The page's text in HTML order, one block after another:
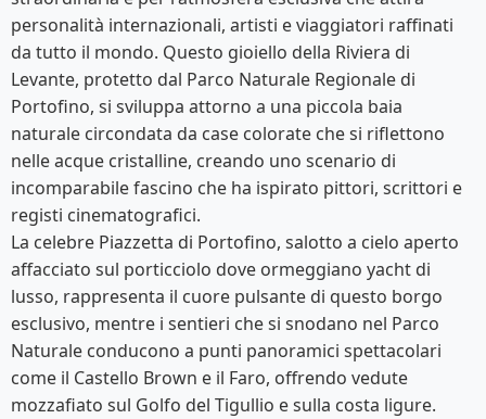
personalità internazionali, artisti e viaggiatori raffinati
da tutto il mondo. Questo gioiello della Riviera di
Levante, protetto dal Parco Naturale Regionale di
Portofino, si sviluppa attorno a una piccola baia
naturale circondata da case colorate che si riflettono
nelle acque cristalline, creando uno scenario di
incomparabile fascino che ha ispirato pittori, scrittori e
registi cinematografici.
La celebre Piazzetta di Portofino, salotto a cielo aperto
affacciato sul porticciolo dove ormeggiano yacht di
lusso, rappresenta il cuore pulsante di questo borgo
esclusivo, mentre i sentieri che si snodano nel Parco
Naturale conducono a punti panoramici spettacolari
come il Castello Brown e il Faro, offrendo vedute
mozzafiato sul Golfo del Tigullio e sulla costa ligure.